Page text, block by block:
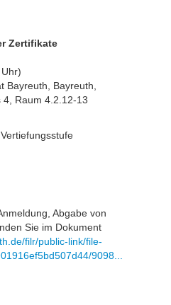
Zertifikate
Bayreuth, Bayreuth,
Raum 4.2.12-13
Abgabe von
Sie im Dokument
filr/public-link/file-
9098...